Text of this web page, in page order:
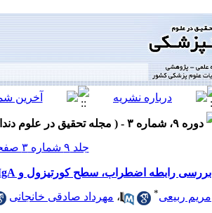
دوره ۹، شماره ۳ - ( مجله تحقیق در علوم دندانپزشکی پاییز ۱۳۹۱ ۱۳۹۱ )
جلد ۹ شماره ۳ صفحات ۱۳۱-۱۲۵
بررسی رابطه اضطراب، سطح کورتیزول و IgA بزاقی با لیکن پلان دهانی
مریم ربیعی* ، مهرداد صادقی خانجانی